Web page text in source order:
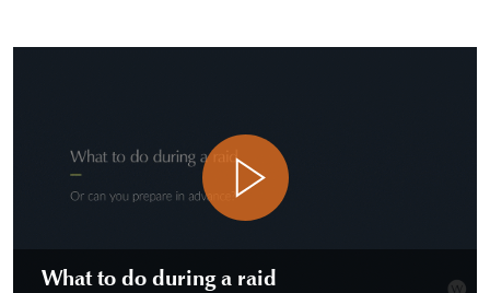
personalizzati per individui, imprese e consigli di
Non è possibile prevedere quando si verificherà una crisi,
ma è possibile essere pronti ad affrontarla.
What to do during a raid